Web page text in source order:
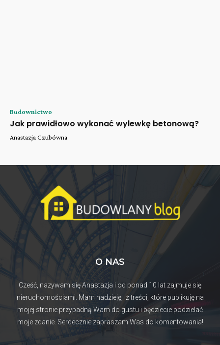
Budownictwo
Jak prawidłowo wykonać wylewkę betonową?
Anastazja Czubówna
O NAS
Cześć, nazywam się Anastazja i od ponad 10 lat zajmuje się
nieruchomościami. Mam nadzieję, iż treści, które publikuję na
mojej stronie przypadną Wam do gustu i będziecie podzielać
moje zdanie. Serdecznie zapraszam Was do komentowania!